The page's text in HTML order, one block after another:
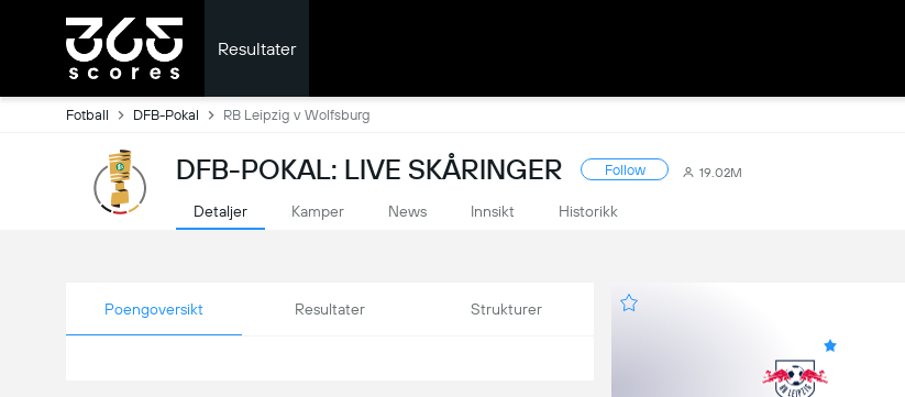
Resultater
Fotball DFB-Pokal RB Leipzig v Wolfsburg
DFB-POKAL: LIVE SKÅRINGER Follow 19.02M
Detaljer Kamper News Innsikt Historikk
Poengoversikt Resultater Strukturer